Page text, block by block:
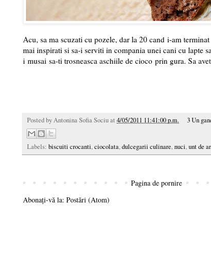
Acu, sa ma scuzati cu pozele, dar la 20 cand i-am
mai inspirati si sa-i serviti in compania unei cani cu lapte
i musai sa-ti trosneasca aschiile de cioco prin gura. Sa
Posted byAntonina Sofia Sociuat 4/05/2011 11:41:00 p.m. 3 Un
Labels: biscuiti crocanti,ciocolata,dulcegarii culinare,nuci,unt de
Pagina de pornire
Abonați-vă la: Postări (Atom)